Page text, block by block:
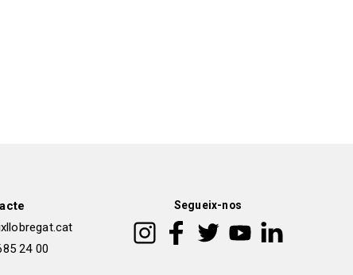
24 00
Segueix-nos